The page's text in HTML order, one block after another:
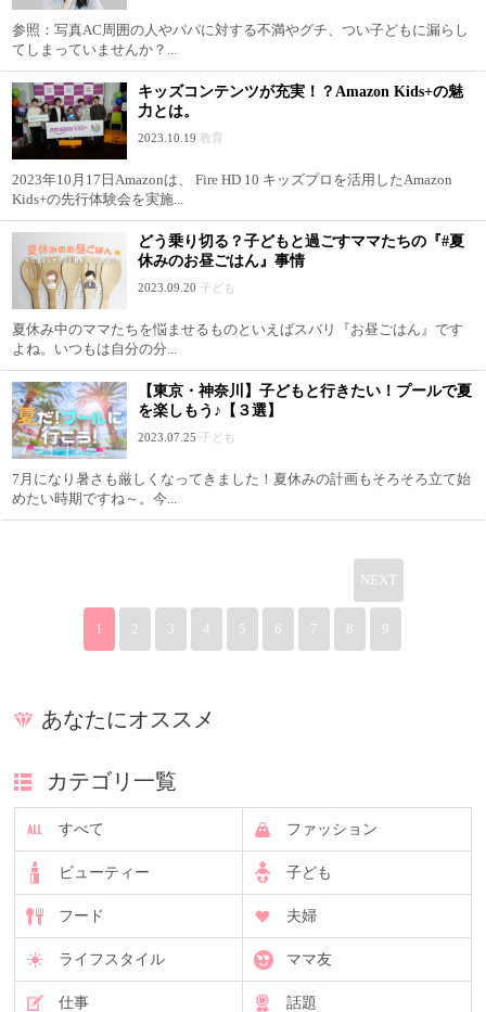
参照：写真AC周囲の人やパパに対する不満やグチ、つい子どもに漏らし
てしまっていませんか？...
キッズコンテンツが充実！？Amazon Kids+の魅
力とは。
2023.10.19 教育
2023年10月17日Amazonは、 Fire HD 10 キッズプロを活用したAmazon
Kids+の先行体験会を実施...
どう乗り切る？子どもと過ごすママたちの『#夏
休みのお昼ごはん』事情
2023.09.20 子ども
夏休み中のママたちを悩ませるものといえばスバリ『お昼ごはん』です
よね。いつもは自分の分...
【東京・神奈川】子どもと行きたい！プールで夏
を楽しもう♪【３選】
2023.07.25 子ども
7月になり暑さも厳しくなってきました！夏休みの計画もそろそろ立て始
めたい時期ですね～。今...
1 2 3 4 5 6 7 8 9
NEXT
あなたにオススメ
カテゴリ一覧
すべて ファッション
ビューティー 子ども
フード 夫婦
ライフスタイル ママ友
仕事 話題